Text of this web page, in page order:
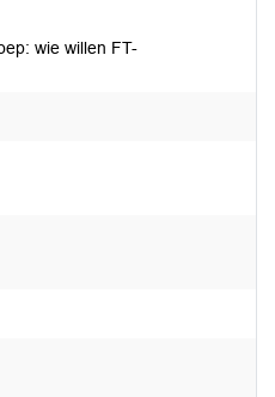
wie willen FT-